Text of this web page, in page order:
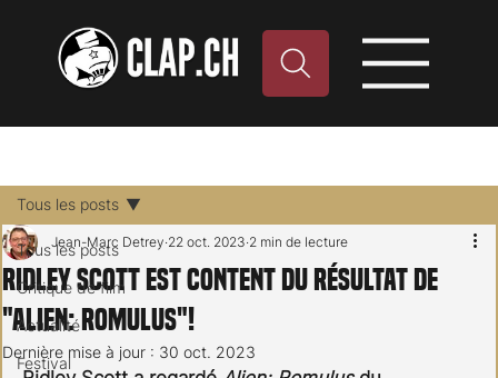
Tous les posts
Critique de film
Actualité
Festival
Tous les posts
Ridley Scott est content du résultat de
"Alien: Romulus"!
Jean-Marc Detrey 22 oct. 2023 2 min de lecture
Dernière mise à jour : 30 oct. 2023